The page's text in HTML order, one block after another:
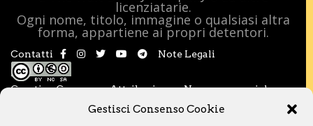
Gestisci Consenso Cookie
licenziatarie.
Ogni nome, titolo, immagine o qualsiasi altra
forma, appartiene ai propri detentori.
Contatti Note Legali
Creative Commons Attribuzione – Non commerciale –